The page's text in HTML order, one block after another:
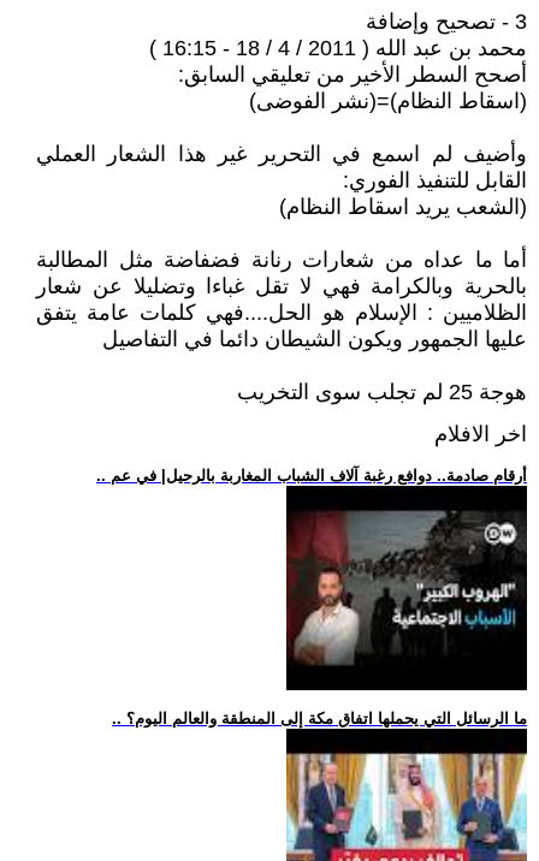
3 - تصحيح وإضافة
محمد بن عبد الله ( 2011 / 4 / 18 - 16:15 )
أصحح السطر الأخير من تعليقي السابق:
(اسقاط النظام)=(نشر الفوضى)
وأضيف لم اسمع في التحرير غير هذا الشعار العملي
القابل للتنفيذ الفوري:
(الشعب يريد اسقاط النظام)
أما ما عداه من شعارات رنانة فضفاضة مثل المطالبة
بالحرية وبالكرامة فهي لا تقل غباءا وتضليلا عن شعار
الظلاميين : الإسلام هو الحل....فهي كلمات عامة يتفق
عليها الجمهور ويكون الشيطان دائما في التفاصيل
هوجة 25 لم تجلب سوى التخريب
اخر الافلام
.. أرقام صادمة.. دوافع رغبة آلاف الشباب المغاربة بالرحيل| في عم
.. ما الرسائل التي يحملها اتفاق مكة إلى المنطقة والعالم اليوم؟